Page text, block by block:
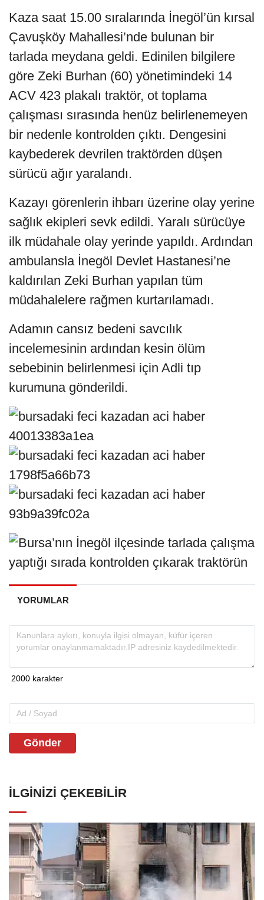
Kaza saat 15.00 sıralarında İnegöl’ün kırsal
Çavuşköy Mahallesi’nde bulunan bir
tarlada meydana geldi. Edinilen bilgilere
göre Zeki Burhan (60) yönetimindeki 14
ACV 423 plakalı traktör, ot toplama
çalışması sırasında henüz belirlenemeyen
bir nedenle kontrolden çıktı. Dengesini
kaybederek devrilen traktörden düşen
sürücü ağır yaralandı.
Kazayı görenlerin ihbarı üzerine olay yerine
sağlık ekipleri sevk edildi. Yaralı sürücüye
ilk müdahale olay yerinde yapıldı. Ardından
ambulansla İnegöl Devlet Hastanesi’ne
kaldırılan Zeki Burhan yapılan tüm
müdahalelere rağmen kurtarılamadı.
Adamın cansız bedeni savcılık
incelemesinin ardından kesin ölüm
sebebinin belirlenmesi için Adli tıp
kurumuna gönderildi.
YORUMLAR
Gönder
İLGINIZI ÇEKEBILIR